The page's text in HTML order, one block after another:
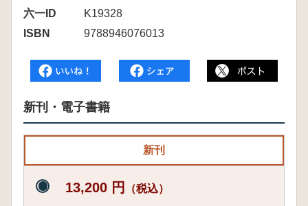
六一ID
K19328
ISBN
9788946076013
新刊・電子書籍
新刊
13,200 円 （税込）